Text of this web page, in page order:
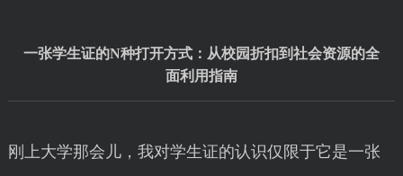
一张学生证的N种打开方式：从校园折扣到社会资源的全
面利用指南
刚上大学那会儿，我对学生证的认识仅限于它是一张